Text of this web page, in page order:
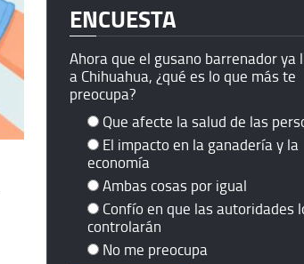
ENCUESTA
Ahora que el gusano barrenador ya
a Chihuahua, ¿qué es lo que más te
preocupa?
Que afecte la salud de las
El impacto en la ganadería y la
economía
Ambas cosas por igual
Confío en que las autoridades
controlarán
No me preocupa